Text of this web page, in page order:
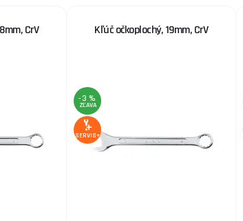
CrV Kľúč očkoplochý, 19mm, CrV
-3 %
ZĽAVA
SERVIS+